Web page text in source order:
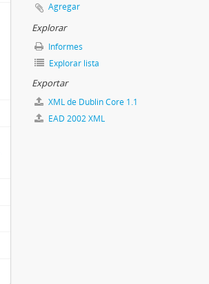
Agregar
Explorar
Informes
Explorar lista
Exportar
XML de Dublin Core 1.1
EAD 2002 XML